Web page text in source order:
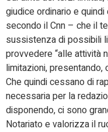
giudice ordinario e
secondo il Cnn – che il
sussistenza di possibili
provvedere “alle attività
limitazioni, presentando,
Che quindi cessano di
necessaria per la
disponendo, ci sono
Notariato e valorizza il